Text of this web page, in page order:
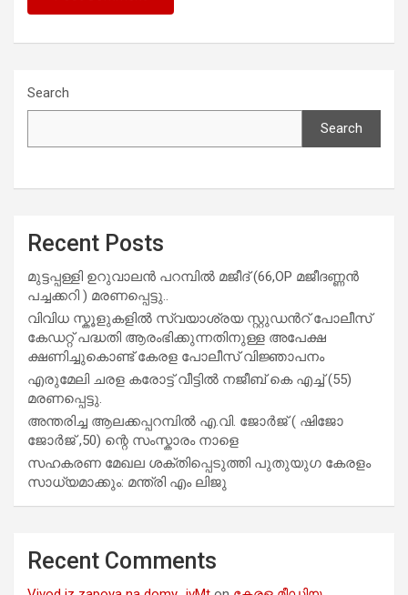
Search
Search
Recent Posts
മുട്ടപ്പള്ളി ഉറുവാലൻ പറമ്പിൽ മജീദ് (66,OP മജീദണ്ണൻ
പച്ചക്കറി ) മരണപ്പെട്ടു..
വിവിധ സ്കൂളുകളില്‍ സ്വയാശ്രയ സ്റ്റുഡന്‍റ് പോലീസ്
കേഡറ്റ് പദ്ധതി ആരംഭിക്കുന്നതിനുള്ള അപേക്ഷ
ക്ഷണിച്ചുകൊണ്ട് കേരള പോലീസ് വിജ്ഞാപനം
എരുമേലി ചരള കരോട്ട് വീട്ടിൽ നജീബ് കെ എച്ച് (55)
മരണപ്പെട്ടു.
അന്തരിച്ച ആ​ല​ക്ക​പ്പ​റമ്പിൽ​ എ.​വി. ജോ​ർ​ജ് ( ഷിജോ
ജോർജ് ,50) ന്റെ സംസ്കാരം നാളെ
സഹകരണ മേഖല ശക്തിപ്പെടുത്തി പുതുയുഗ കേരളം
സാധ്യമാക്കും: മന്ത്രി എം ലിജു
Recent Comments